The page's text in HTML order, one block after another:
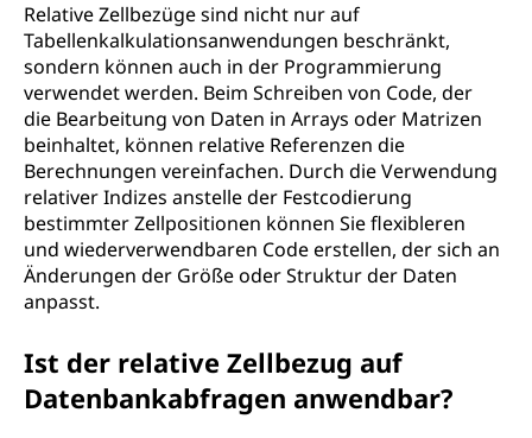
Relative Zellbezüge sind nicht nur auf
Tabellenkalkulationsanwendungen beschränkt,
sondern können auch in der Programmierung
verwendet werden. Beim Schreiben von Code, der
die Bearbeitung von Daten in Arrays oder Matrizen
beinhaltet, können relative Referenzen die
Berechnungen vereinfachen. Durch die Verwendung
relativer Indizes anstelle der Festcodierung
bestimmter Zellpositionen können Sie flexibleren
und wiederverwendbaren Code erstellen, der sich an
Änderungen der Größe oder Struktur der Daten
anpasst.
Ist der relative Zellbezug auf
Datenbankabfragen anwendbar?